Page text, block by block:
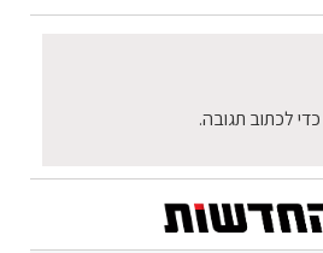
כדי לכתוב תגובה.